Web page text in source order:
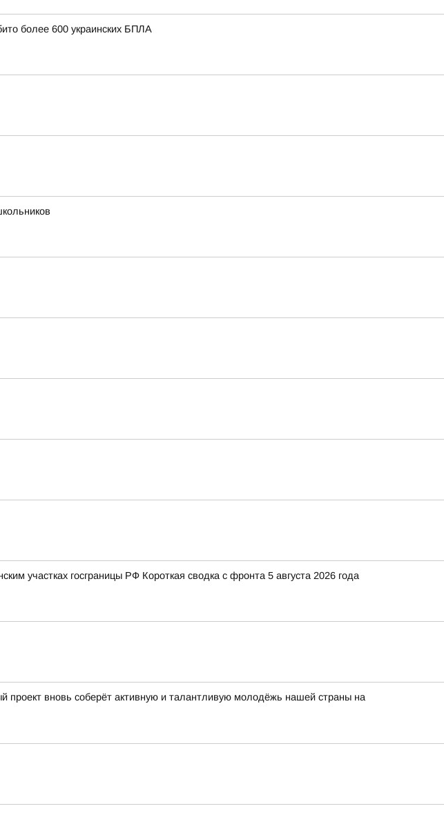
более 600 украинских БПЛА
участках госграницы РФ Короткая сводка с фронта 5 августа 2026 года
проект вновь соберёт активную и талантливую молодёжь нашей страны на